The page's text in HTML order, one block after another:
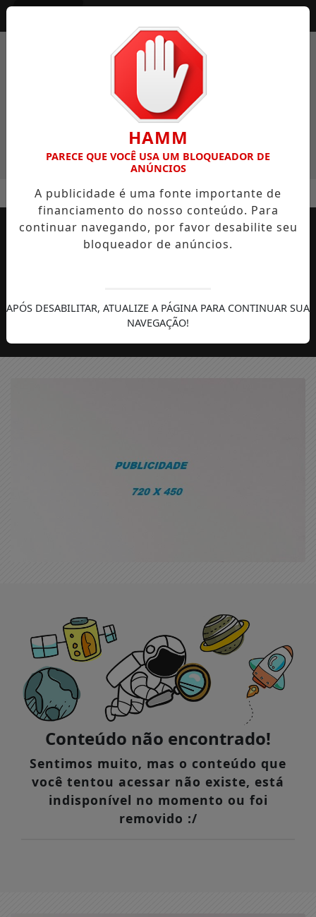
E POUCA HIDRATAÇÃO: OS ERROS QUE PODEM
EM ALTA
MENU
AUTOMOBILISMO
TEMPORADA DE
VERÃO
DIREITOS
Conteúdo não encontrado!
Sentimos muito, mas o conteúdo que
você tentou acessar não existe, está
indisponível no momento ou foi
removido :/
HAMM
PARECE QUE VOCÊ USA UM BLOQUEADOR DE
ANÚNCIOS
A publicidade é uma fonte importante de
financiamento do nosso conteúdo. Para
continuar navegando, por favor desabilite seu
bloqueador de anúncios.
APÓS DESABILITAR, ATUALIZE A PÁGINA PARA CONTINUAR SUA
NAVEGAÇÃO!